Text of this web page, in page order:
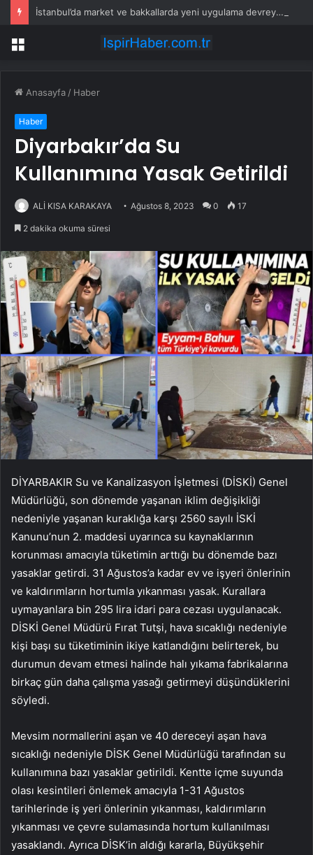
İstanbul’da market ve bakkallarda yeni uygulama devreye girdi
Menü
Anasayfa / Haber
Haber
Diyarbakır’da Su
Kullanımına Yasak Getirildi
ALİ KISA KARAKAYA Ağustos 8, 2023 0 17
2 dakika okuma süresi
DİYARBAKIR Su ve Kanalizasyon İşletmesi (DİSKİ) Genel
Müdürlüğü, son dönemde yaşanan iklim değişikliği
nedeniyle yaşanan kuraklığa karşı 2560 sayılı İSKİ
Kanunu’nun 2. maddesi uyarınca su kaynaklarının
korunması amacıyla tüketimin arttığı bu dönemde bazı
yasaklar getirdi. 31 Ağustos’a kadar ev ve işyeri önlerinin
ve kaldırımların hortumla yıkanması yasak. Kurallara
uymayanlara bin 295 lira idari para cezası uygulanacak.
DİSKİ Genel Müdürü Fırat Tutşi, hava sıcaklığı nedeniyle
kişi başı su tüketiminin ikiye katlandığını belirterek, bu
durumun devam etmesi halinde halı yıkama fabrikalarına
birkaç gün daha çalışma yasağı getirmeyi düşündüklerini
söyledi.
Mevsim normallerini aşan ve 40 dereceyi aşan hava
sıcaklığı nedeniyle DİSK Genel Müdürlüğü tarafından su
kullanımına bazı yasaklar getirildi. Kentte içme suyunda
olası kesintileri önlemek amacıyla 1-31 Ağustos
tarihlerinde iş yeri önlerinin yıkanması, kaldırımların
yıkanması ve çevre sulamasında hortum kullanılması
yasaklandı. Ayrıca DİSK’in aldığı kararla, Büyükşehir